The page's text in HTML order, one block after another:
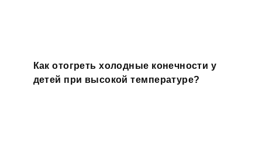
Как отогреть холодные конечности у
детей при высокой температуре?